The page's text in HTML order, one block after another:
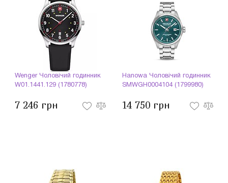
Wenger Чоловічий годинник
W01.1441.129 (1780778)
7 246 грн
Hanowa Чоловічий годинник
SMWGH0004104 (1799980)
14 750 грн